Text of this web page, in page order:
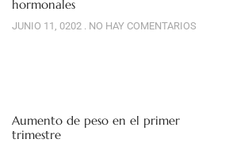
hormonales
JUNIO 11, 0202 NO HAY COMENTARIOS
Aumento de peso en el primer
trimestre